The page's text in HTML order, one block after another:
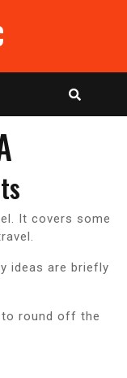
It covers some
ideas are briefly
round off the